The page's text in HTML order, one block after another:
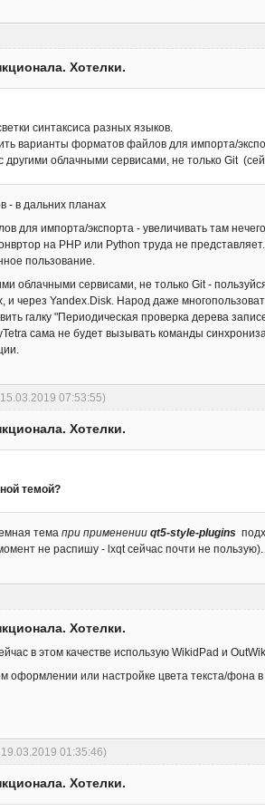
Хотелки.
синтаксиса разных языков.
варианты форматов файлов для импорта/
облачными сервисами, не только Git
- в дальних планах
для импорта/экспорта - увеличивать там
на PHP или Python труда не
пользование.
облачными сервисами, не только Git -
и через Yandex.Disk. Народ даже
галку "Периодическая проверка дерева
сама не будет вызывать команды
07:53:55)
Хотелки.
темой?
тема при применении qt5-style-plugins
не распишу - lxqt сейчас почти не пользую).
Хотелки.
в этом качестве использую WikidPad и
или настройке цвета текста/фона в
01:35:46)
Хотелки.